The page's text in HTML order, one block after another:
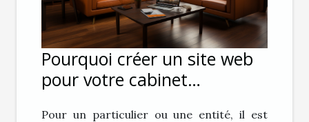
Pourquoi créer un site web
pour votre cabinet
Pour un particulier ou une entité, il est